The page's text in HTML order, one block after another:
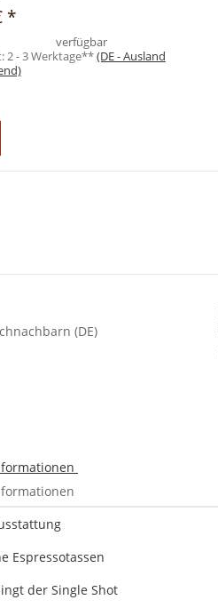
*
verfügbar
2 - 3 Werktage**(DE - Ausland
(DE)
Espressotassen
der Single Shot